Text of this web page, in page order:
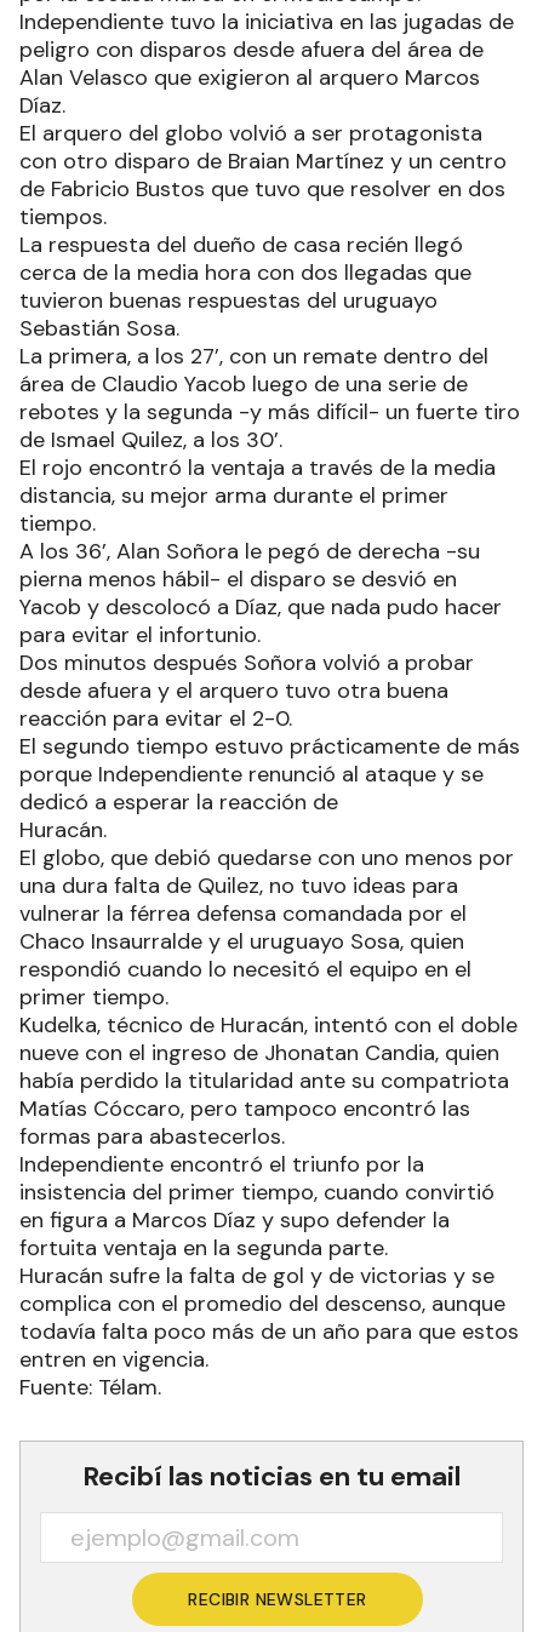
Independiente tuvo la iniciativa en las jugadas de
peligro con disparos desde afuera del área de
Alan Velasco que exigieron al arquero Marcos
Díaz.
El arquero del globo volvió a ser protagonista
con otro disparo de Braian Martínez y un centro
de Fabricio Bustos que tuvo que resolver en dos
tiempos.
La respuesta del dueño de casa recién llegó
cerca de la media hora con dos llegadas que
tuvieron buenas respuestas del uruguayo
Sebastián Sosa.
La primera, a los 27’, con un remate dentro del
área de Claudio Yacob luego de una serie de
rebotes y la segunda -y más difícil- un fuerte tiro
de Ismael Quilez, a los 30’.
El rojo encontró la ventaja a través de la media
distancia, su mejor arma durante el primer
tiempo.
A los 36’, Alan Soñora le pegó de derecha -su
pierna menos hábil- el disparo se desvió en
Yacob y descolocó a Díaz, que nada pudo hacer
para evitar el infortunio.
Dos minutos después Soñora volvió a probar
desde afuera y el arquero tuvo otra buena
reacción para evitar el 2-0.
El segundo tiempo estuvo prácticamente de más
porque Independiente renunció al ataque y se
dedicó a esperar la reacción de
Huracán.
El globo, que debió quedarse con uno menos por
una dura falta de Quilez, no tuvo ideas para
vulnerar la férrea defensa comandada por el
Chaco Insaurralde y el uruguayo Sosa, quien
respondió cuando lo necesitó el equipo en el
primer tiempo.
Kudelka, técnico de Huracán, intentó con el doble
nueve con el ingreso de Jhonatan Candia, quien
había perdido la titularidad ante su compatriota
Matías Cóccaro, pero tampoco encontró las
formas para abastecerlos.
Independiente encontró el triunfo por la
insistencia del primer tiempo, cuando convirtió
en figura a Marcos Díaz y supo defender la
fortuita ventaja en la segunda parte.
Huracán sufre la falta de gol y de victorias y se
complica con el promedio del descenso, aunque
todavía falta poco más de un año para que estos
entren en vigencia.
Fuente: Télam.
Recibí las noticias en tu email
RECIBIR NEWSLETTER